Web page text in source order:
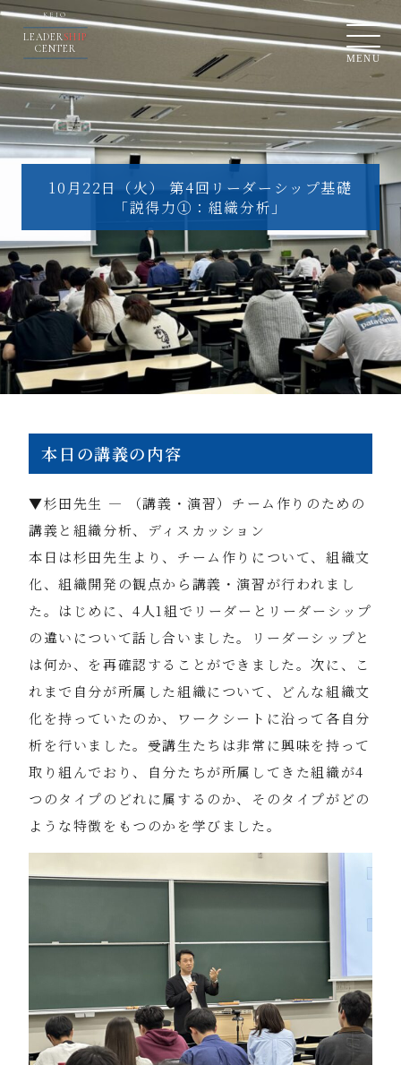
KEIO
LEADERSHIP
CENTER
MENU
10月22日（火） 第4回リーダーシップ基礎
「説得力①：組織分析」
本日の講義の内容
▼杉田先生 ― （講義・演習）チーム作りのための
講義と組織分析、ディスカッション
本日は杉田先生より、チーム作りについて、組織文
化、組織開発の観点から講義・演習が行われまし
た。はじめに、4人1組でリーダーとリーダーシップ
の違いについて話し合いました。リーダーシップと
は何か、を再確認することができました。次に、こ
れまで自分が所属した組織について、どんな組織文
化を持っていたのか、ワークシートに沿って各自分
析を行いました。受講生たちは非常に興味を持って
取り組んでおり、自分たちが所属してきた組織が4
つのタイプのどれに属するのか、そのタイプがどの
ような特徴をもつのかを学びました。